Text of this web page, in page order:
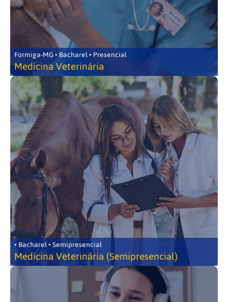
Formiga-MG • Bacharel • Presencial
Medicina Veterinária
• Bacharel • Semipresencial
Medicina Veterinária (Semipresencial)